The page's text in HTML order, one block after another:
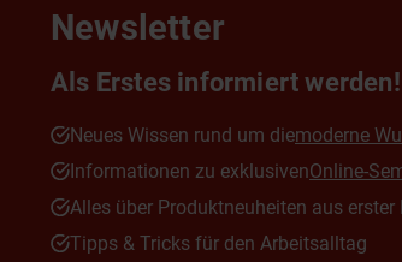
Newsletter
Als Erstes informiert werden!
Neues Wissen rund um diemoderne
Informationen zu exklusivenOnline-
Alles über Produktneuheiten aus erster
Tipps & Tricks für den Arbeitsalltag